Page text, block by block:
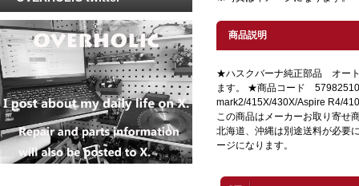
商品説明
★ハスクバーナ純正部品 オー
ます。 ★商品コード
mark2/415X/430X/Aspire R4/
この商品はメーカーお取り寄せ
北海道、沖縄は別途送料が必要
ージになります。